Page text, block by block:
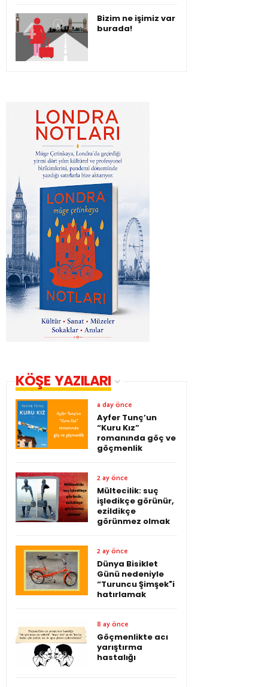
Bizim ne işimiz var
burada!
KÖŞE YAZILARI
a day önce
Ayfer Tunç’un
“Kuru Kız”
romanında göç ve
göçmenlik
2 ay önce
Mültecilik: suç
işledikçe görünür,
ezildikçe
görünmez olmak
2 ay önce
Dünya Bisiklet
Günü nedeniyle
“Turuncu Şimşek"i
hatırlamak
8 ay önce
Göçmenlikte acı
yarıştırma
hastalığı